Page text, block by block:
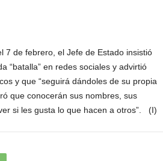
7 de febrero, el Jefe de Estado insistió
“batalla” en redes sociales y advirtió
y que “seguirá dándoles de su propia
que conocerán sus nombres, sus
si les gusta lo que hacen a otros”. (I)